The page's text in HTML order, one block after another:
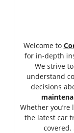
Welcome to
for in-depth
We strive
understand
decisions
Whether
the latest car
covered.